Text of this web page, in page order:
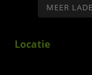
MEER
Locatie